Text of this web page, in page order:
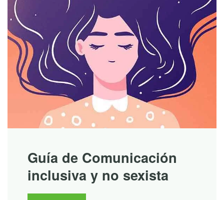
Guía de Comunicación
inclusiva y no sexista